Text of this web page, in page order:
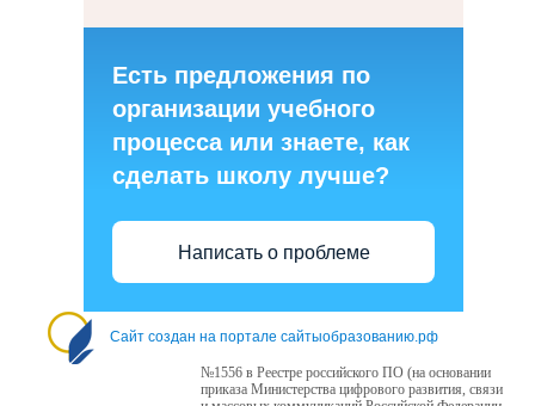
Есть предложения по
организации учебного
процесса или знаете, как
сделать школу лучше?
Написать о проблеме
Сайт создан на портале сайтыобразованию.рф
№1556 в Реестре российского ПО (на основании
приказа Министерства цифрового развития, связи